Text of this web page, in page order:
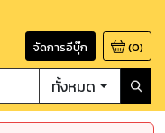
จัดการอีบุ๊ก (0)
ทั้งหมด